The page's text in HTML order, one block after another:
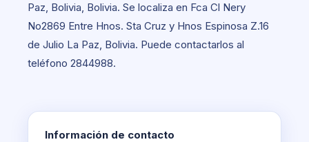
Paz, Bolivia, Bolivia. Se localiza en Fca Cl Nery
No2869 Entre Hnos. Sta Cruz y Hnos Espinosa Z.16
de Julio La Paz, Bolivia. Puede contactarlos al
teléfono 2844988.
Información de contacto